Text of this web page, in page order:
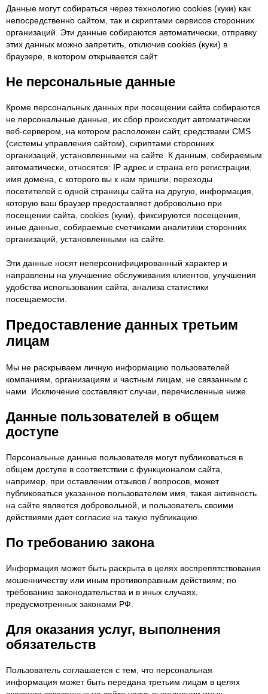
Данные могут собираться через технологию cookies (куки) как
непосредственно сайтом, так и скриптами сервисов сторонних
организаций. Эти данные собираются автоматически, отправку
этих данных можно запретить, отключив cookies (куки) в
браузере, в котором открывается сайт.
Не персональные данные
Кроме персональных данных при посещении сайта собираются
не персональные данные, их сбор происходит автоматически
веб-сервером, на котором расположен сайт, средствами CMS
(системы управления сайтом), скриптами сторонних
организаций, установленными на сайте. К данным, собираемым
автоматически, относятся: IP адрес и страна его регистрации,
имя домена, с которого вы к нам пришли, переходы
посетителей с одной страницы сайта на другую, информация,
которую ваш браузер предоставляет добровольно при
посещении сайта, cookies (куки), фиксируются посещения,
иные данные, собираемые счетчиками аналитики сторонних
организаций, установленными на сайте.
Эти данные носят неперсонифицированный характер и
направлены на улучшение обслуживания клиентов, улучшения
удобства использования сайта, анализа статистики
посещаемости.
Предоставление данных третьим
лицам
Мы не раскрываем личную информацию пользователей
компаниям, организациям и частным лицам, не связанным с
нами. Исключение составляют случаи, перечисленные ниже.
Данные пользователей в общем
доступе
Персональные данные пользователя могут публиковаться в
общем доступе в соответствии с функционалом сайта,
например, при оставлении отзывов / вопросов, может
публиковаться указанное пользователем имя, такая активность
на сайте является добровольной, и пользователь своими
действиями дает согласие на такую публикацию.
По требованию закона
Информация может быть раскрыта в целях воспрепятствования
мошенничеству или иным противоправным действиям; по
требованию законодательства и в иных случаях,
предусмотренных законами РФ.
Для оказания услуг, выполнения
обязательств
Пользователь соглашается с тем, что персональная
информация может быть передана третьим лицам в целях